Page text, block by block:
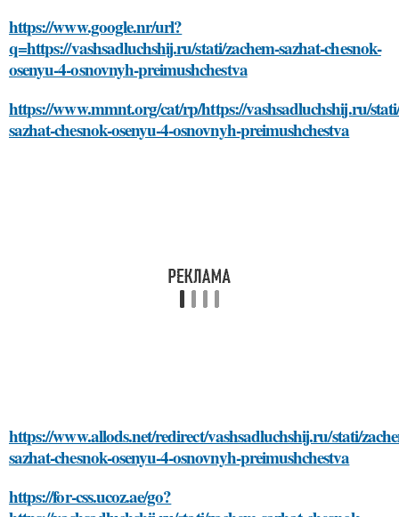
https://www.google.nr/url?
q=https://vashsadluchshij.ru/stati/zachem-sazhat-chesnok-
osenyu-4-osnovnyh-preimushchestva
https://www.mmnt.org/cat/rp/https://vashsadluchshij.ru/
sazhat-chesnok-osenyu-4-osnovnyh-preimushchestva
https://www.allods.net/redirect/vashsadluchshij.ru/stati/
sazhat-chesnok-osenyu-4-osnovnyh-preimushchestva
https://for-css.ucoz.ae/go?